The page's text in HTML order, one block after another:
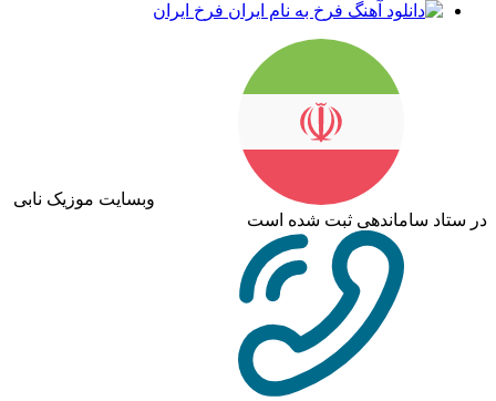
فرخ ایران
وبسایت موزیک نابی
در ستاد ساماندهی ثبت شده است